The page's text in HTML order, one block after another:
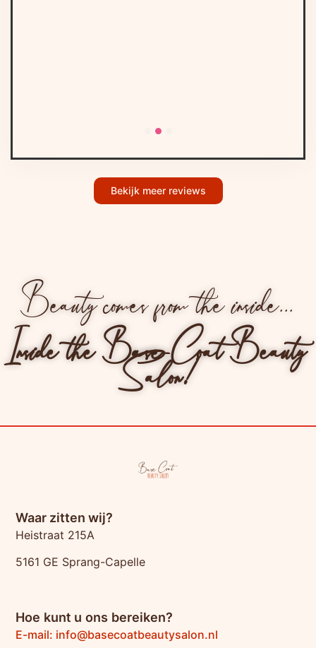
Bekijk meer reviews
Beauty comes from the inside...
Inside the Base-Coat Beauty
Salon!
Waar zitten wij?
Heistraat 215A
5161 GE Sprang-Capelle
Hoe kunt u ons bereiken?
E-mail: info@basecoatbeautysalon.nl